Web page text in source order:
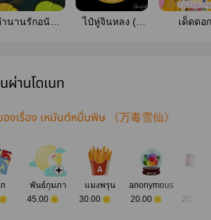
นานรักอนันต
ไป๋หู่จินหลง (รี
เด็ดดอ
ผ่านโดเนท
งเรื่อง เหมันต์หมื่นพิษ 《万毒雪仙》
พันธ์กุมภา
45.00
แมงพรุน
30.00
anonymous
20.00
20.00